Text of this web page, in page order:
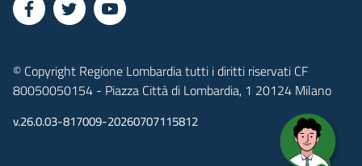
© Copyright Regione Lombardia tutti i diritti riservati CF
80050050154 - Piazza Città di Lombardia, 1 20124 Milano
v.26.0.03-817009-20260707115812